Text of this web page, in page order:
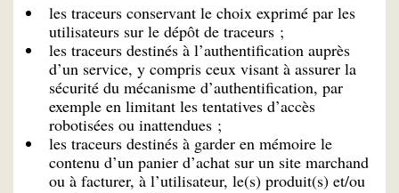
les traceurs conservant le choix exprimé par les
utilisateurs sur le dépôt de traceurs ;
les traceurs destinés à l’authentification auprès
d’un service, y compris ceux visant à assurer la
sécurité du mécanisme d’authentification, par
exemple en limitant les tentatives d’accès
robotisées ou inattendues ;
les traceurs destinés à garder en mémoire le
contenu d’un panier d’achat sur un site marchand
ou à facturer, à l’utilisateur, le(s) produit(s) et/ou